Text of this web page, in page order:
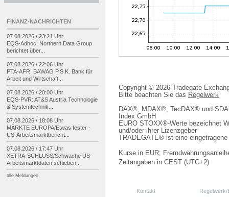
Copyright © 2026 Tradegate
Bitte beachten Sie das Regelwerk
DAX®, MDAX®, TecDAX® und
Index GmbH
EURO STOXX®-Werte bezeichnet
und/oder ihrer Lizenzgeber
TRADEGATE® ist eine
Kurse in EUR;
Zeitangaben in CEST (UTC+2)
Kontakt
FINANZ-NACHRICHTEN
07.08.2026 / 23:21 Uhr
EQS-Adhoc: Northern Data Group
berichtet über...
07.08.2026 / 22:06 Uhr
PTA-AFR: BAWAG P.S.K. Bank für
Arbeit und Wirtschaft...
07.08.2026 / 20:00 Uhr
EQS-PVR: AT&S Austria Technologie
& Systemtechnik...
07.08.2026 / 18:08 Uhr
MÄRKTE EUROPA/Etwas fester -
US-Arbeitsmarktbericht...
07.08.2026 / 17:47 Uhr
XETRA-SCHLUSS/Schwache US-
Arbeitsmarktdaten schieben...
alle Meldungen